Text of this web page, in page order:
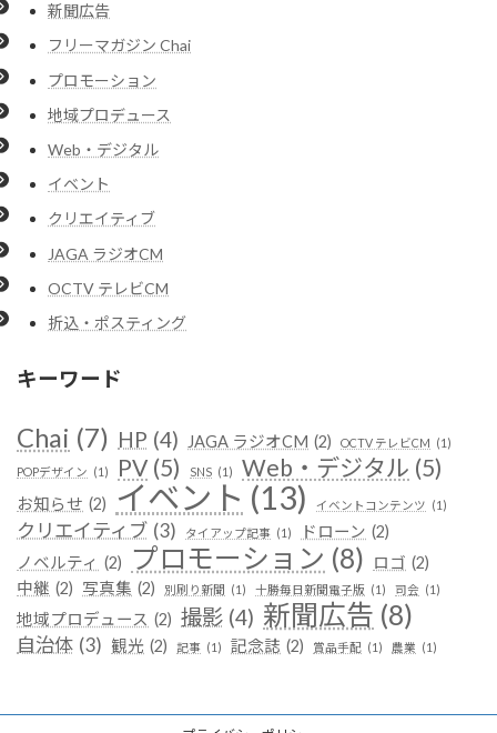
新聞広告
フリーマガジン Chai
プロモーション
地域プロデュース
Web・デジタル
イベント
クリエイティブ
JAGA ラジオCM
OCTV テレビCM
折込・ポスティング
キーワード
Chai (7) HP (4) JAGA ラジオCM (2) OCTV テレビCM (1)
POPデザイン (1) PV (5) SNS (1) Web・デジタル (5)
お知らせ (2) イベント (13) イベントコンテンツ (1)
クリエイティブ (3) タイアップ記事 (1) ドローン (2)
ノベルティ (2) プロモーション (8) ロゴ (2)
中継 (2) 写真集 (2) 別刷り新聞 (1) 十勝毎日新聞電子版 (1) 司会 (1)
地域プロデュース (2) 撮影 (4) 新聞広告 (8)
自治体 (3) 観光 (2) 記事 (1) 記念誌 (2) 賞品手配 (1) 農業 (1)